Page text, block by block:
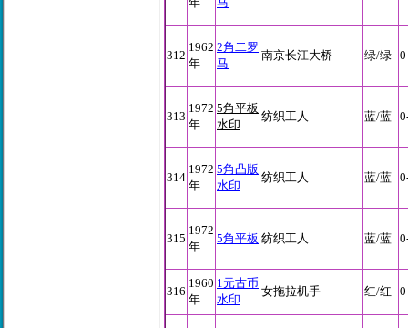
312
1962
年
2角二罗
马
南京长江大桥 绿/绿
313
1972
年
5角平板
水印
纺织工人 蓝/蓝
314
1972
年
5角凸版
水印
纺织工人 蓝/蓝
315
1972
年
5角平板 纺织工人 蓝/蓝
316
1960
年
1元古币
水印
女拖拉机手 红/红